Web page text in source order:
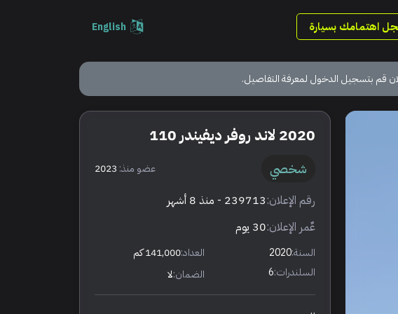
اهتمامك بسيارة English
قم بتسجيل الدخول لمعرفة التفاصيل.
2020 لاند روفر ديفيندر 110
شخصي عضو منذ: 2023
رقم الإعلان:239713 - منذ 8 أشهر
عٌمر الإعلان:30 يوم
السنة:2020 العداد:141,000 كم
السلندرات:6 الضمان:لا